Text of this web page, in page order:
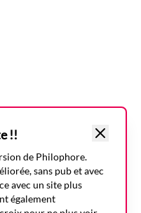
!!
de Philophore.
sans pub et avec
avec un site plus
également